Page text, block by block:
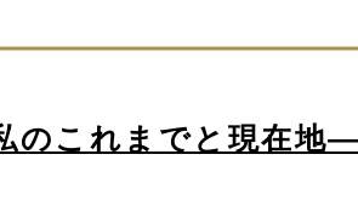
のこれまでと現在